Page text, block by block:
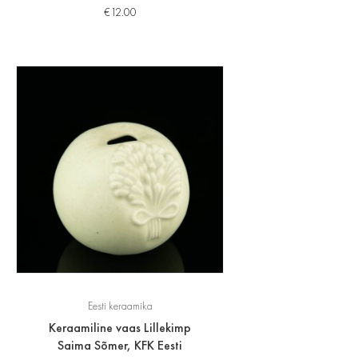
€12.00
Eesti keraamika
Keraamiline vaas Lillekimp
Saima Sõmer, KFK Eesti